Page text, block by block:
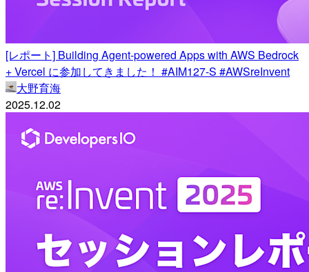
[レポート] Building Agent-powered Apps with AWS Bedrock
+ Vercel に参加してきました！ #AIM127-S #AWSreInvent
大野育海
2025.12.02